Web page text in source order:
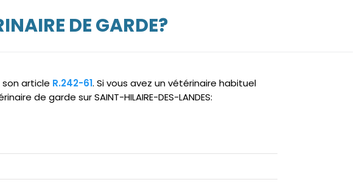
DE GARDE?
article R.242-61. Si vous avez un vétérinaire habituel
de garde sur SAINT-HILAIRE-DES-LANDES: